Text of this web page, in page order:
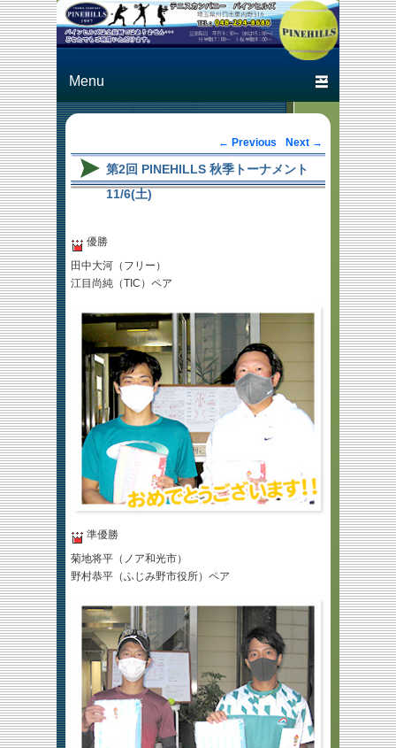
テニスカン
Just another テニスカン
パニー パインヒルズ
Post navigation
← Previous Next →
第2回 PINEHILLS 秋季トーナメント
11/6(土)
優勝
田中大河（フリー）
江目尚純（TIC）ペア
準優勝
菊地将平（ノア和光市）
野村恭平（ふじみ野市役所）ペア